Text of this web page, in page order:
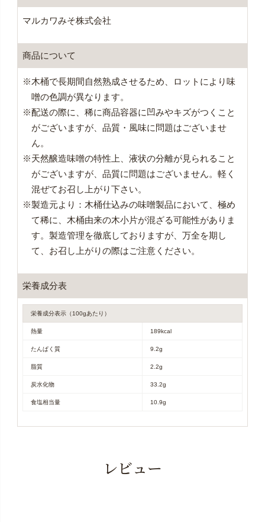
マルカワみそ株式会社
商品について
※木桶で長期間自然熟成させるため、ロットにより味
噌の色調が異なります。
※配送の際に、稀に商品容器に凹みやキズがつくこと
がございますが、品質・風味に問題はございませ
ん。
※天然醸造味噌の特性上、液状の分離が見られること
がございますが、品質に問題はございません。軽く
混ぜてお召し上がり下さい。
※製造元より：木桶仕込みの味噌製品において、極め
て稀に、木桶由来の木小片が混ざる可能性がありま
す。製造管理を徹底しておりますが、万全を期し
て、お召し上がりの際はご注意ください。
栄養成分表
栄養成分表示（100gあたり）
熱量 189kcal
たんぱく質 9.2g
脂質 2.2g
炭水化物 33.2g
食塩相当量 10.9g
レビュー